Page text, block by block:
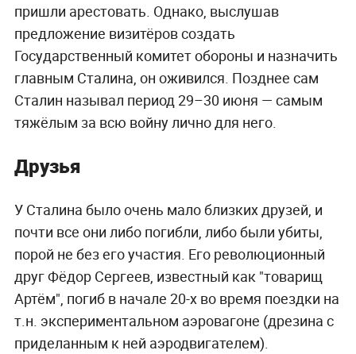
пришли арестовать. Однако, выслушав
предложение визитёров создать
Государственный комитет обороны и назначить
главным Сталина, он оживился. Позднее сам
Сталин называл период 29–30 июня — самым
тяжёлым за всю войну лично для него.
Друзья
У Сталина было очень мало близких друзей, и
почти все они либо погибли, либо были убиты,
порой не без его участия. Его революционный
друг Фёдор Сергеев, известный как "товарищ
Артём", погиб в начале 20-х во время поездки на
т.н. экспериментальном аэровагоне (дрезина с
приделанным к ней аэродвигателем).